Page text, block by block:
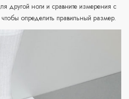
другой ноги и сравните измерения с
определить правильный размер.